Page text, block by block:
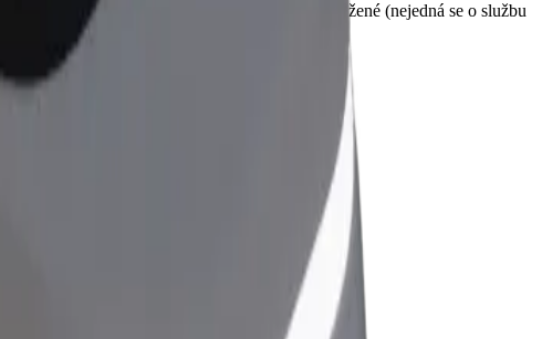
vyzvednutím. Invalidní vozíky musí být složené (nejedná se o službu